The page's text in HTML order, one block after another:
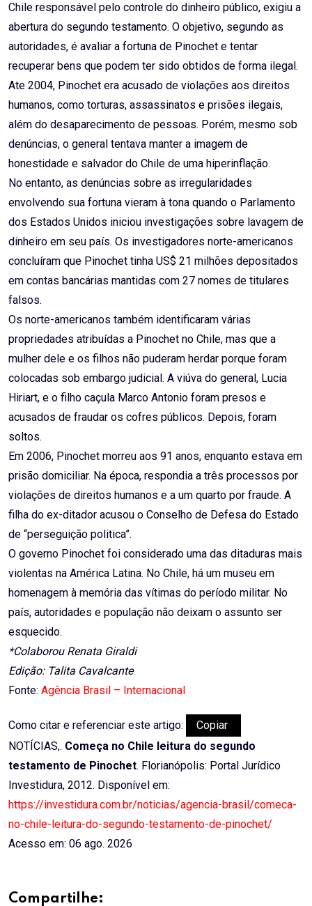
Chile responsável pelo controle do dinheiro público, exigiu a
abertura do segundo testamento. O objetivo, segundo as
autoridades, é avaliar a fortuna de Pinochet e tentar
recuperar bens que podem ter sido obtidos de forma ilegal.
Ate 2004, Pinochet era acusado de violações aos direitos
humanos, como torturas, assassinatos e prisões ilegais,
além do desaparecimento de pessoas. Porém, mesmo sob
denúncias, o general tentava manter a imagem de
honestidade e salvador do Chile de uma hiperinflação.
No entanto, as denúncias sobre as irregularidades
envolvendo sua fortuna vieram à tona quando o Parlamento
dos Estados Unidos iniciou investigações sobre lavagem de
dinheiro em seu país. Os investigadores norte-americanos
concluíram que Pinochet tinha US$ 21 milhões depositados
em contas bancárias mantidas com 27 nomes de titulares
falsos.
Os norte-americanos também identificaram várias
propriedades atribuídas a Pinochet no Chile, mas que a
mulher dele e os filhos não puderam herdar porque foram
colocadas sob embargo judicial. A viúva do general, Lucia
Hiriart, e o filho caçula Marco Antonio foram presos e
acusados de fraudar os cofres públicos. Depois, foram
soltos.
Em 2006, Pinochet morreu aos 91 anos, enquanto estava em
prisão domiciliar. Na época, respondia a três processos por
violações de direitos humanos e a um quarto por fraude. A
filha do ex-ditador acusou o Conselho de Defesa do Estado
de “perseguição politica”.
O governo Pinochet foi considerado uma das ditaduras mais
violentas na América Latina. No Chile, há um museu em
homenagem à memória das vítimas do período militar. No
país, autoridades e população não deixam o assunto ser
esquecido.
*Colaborou Renata Giraldi
Edição: Talita Cavalcante
Fonte: Agência Brasil – Internacional
Como citar e referenciar este artigo:
Copiar
NOTÍCIAS,. Começa no Chile leitura do segundo
testamento de Pinochet. Florianópolis: Portal Jurídico
Investidura, 2012. Disponível em:
https://investidura.com.br/noticias/agencia-brasil/comeca-
no-chile-leitura-do-segundo-testamento-de-pinochet/
Acesso em: 06 ago. 2026
Compartilhe: